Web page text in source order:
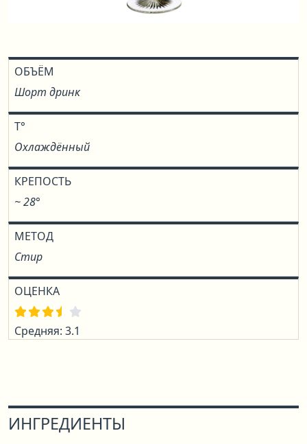
ОБЪЁМ
Шорт дринк
T°
Охлаждённый
КРЕПОСТЬ
~ 28°
МЕТОД
Стир
ОЦЕНКА
Средняя: 3.1
ИНГРЕДИЕНТЫ